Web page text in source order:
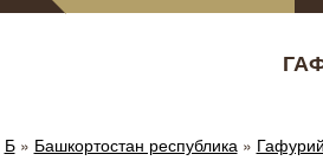
Б» Башкортостан республика»